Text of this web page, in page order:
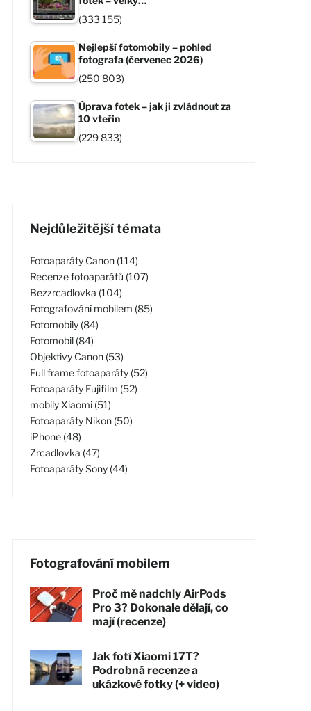
(333 155)
Nejlepší fotomobily – pohled
fotografa (červenec 2026)
(250 803)
Úprava fotek – jak ji zvládnout za
10 vteřin
(229 833)
Nejdůležitější témata
Fotoaparáty Canon (114)
Recenze fotoaparátů (107)
Bezzrcadlovka (104)
Fotografování mobilem (85)
Fotomobily (84)
Fotomobil (84)
Objektivy Canon (53)
Full frame fotoaparáty (52)
Fotoaparáty Fujifilm (52)
mobily Xiaomi (51)
Fotoaparáty Nikon (50)
iPhone (48)
Zrcadlovka (47)
Fotoaparáty Sony (44)
Fotografování mobilem
Proč mě nadchly AirPods
Pro 3? Dokonale dělají, co
mají (recenze)
Jak fotí Xiaomi 17T?
Podrobná recenze a
ukázkové fotky (+ video)